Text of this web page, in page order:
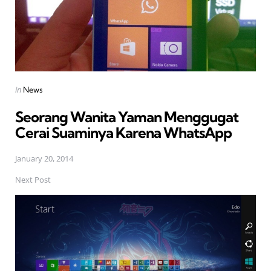
Posted
in News
Seorang Wanita Yaman Menggugat
Cerai Suaminya Karena WhatsApp
January 20, 2014
Next Post